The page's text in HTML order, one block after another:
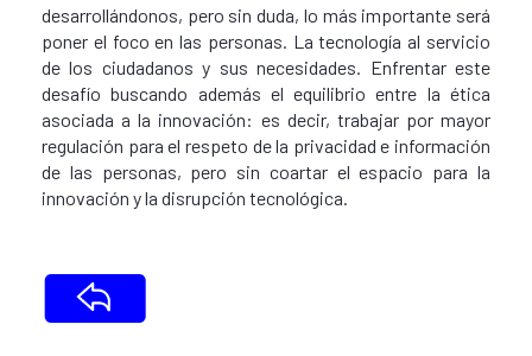
desarrollándonos, pero sin duda, lo más importante será
poner el foco en las personas. La tecnología al servicio
de los ciudadanos y sus necesidades. Enfrentar este
desafío buscando además el equilibrio entre la ética
asociada a la innovación: es decir, trabajar por mayor
regulación para el respeto de la privacidad e información
de las personas, pero sin coartar el espacio para la
innovación y la disrupción tecnológica.